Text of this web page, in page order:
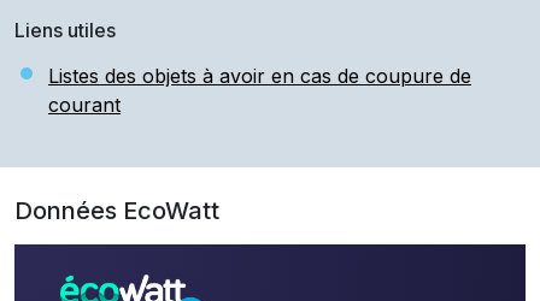
Liens utiles
Listes des objets à avoir en cas de coupure de
courant
Données EcoWatt